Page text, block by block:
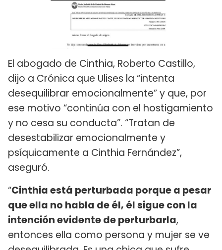
El abogado de Cinthia, Roberto Castillo,
dijo a Crónica que Ulises la “intenta
desequilibrar emocionalmente” y que, por
ese motivo “continúa con el hostigamiento
y no cesa su conducta”. “Tratan de
desestabilizar emocionalmente y
psíquicamente a Cinthia Fernández”,
aseguró.
“Cinthia está perturbada porque a pesar
que ella no habla de él, él sigue con la
intención evidente de perturbarla,
entonces ella como persona y mujer se ve